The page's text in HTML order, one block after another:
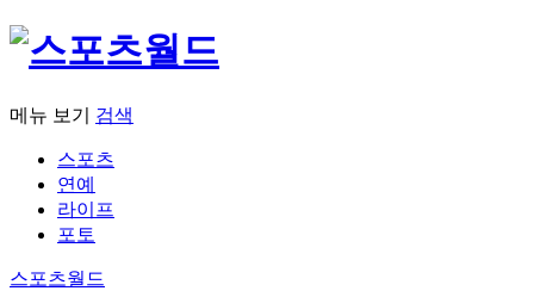
메뉴 보기 검색
스포츠
연예
라이프
포토
스포츠월드